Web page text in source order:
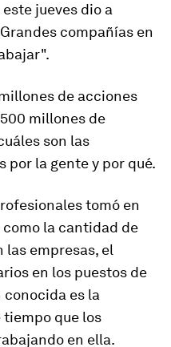
jueves dio a
Grandes compañías en
".
de acciones
millones de
son las
por la gente y por qué.
tomó en
la cantidad de
empresas, el
en los puestos de
conocida es la
que los
en ella.